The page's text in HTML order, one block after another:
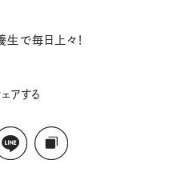
で毎日上々！
アする